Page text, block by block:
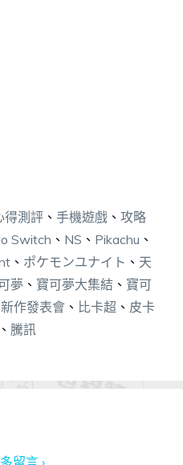
得測評、 手機遊戲、 攻略
Switch 、 NS 、 Pikachu 、
、 ポケモンユナイト 、 天
夢 、 寶可夢大集結 、 寶可
作發表會 、 比卡超 、 皮卡
、 騰訊